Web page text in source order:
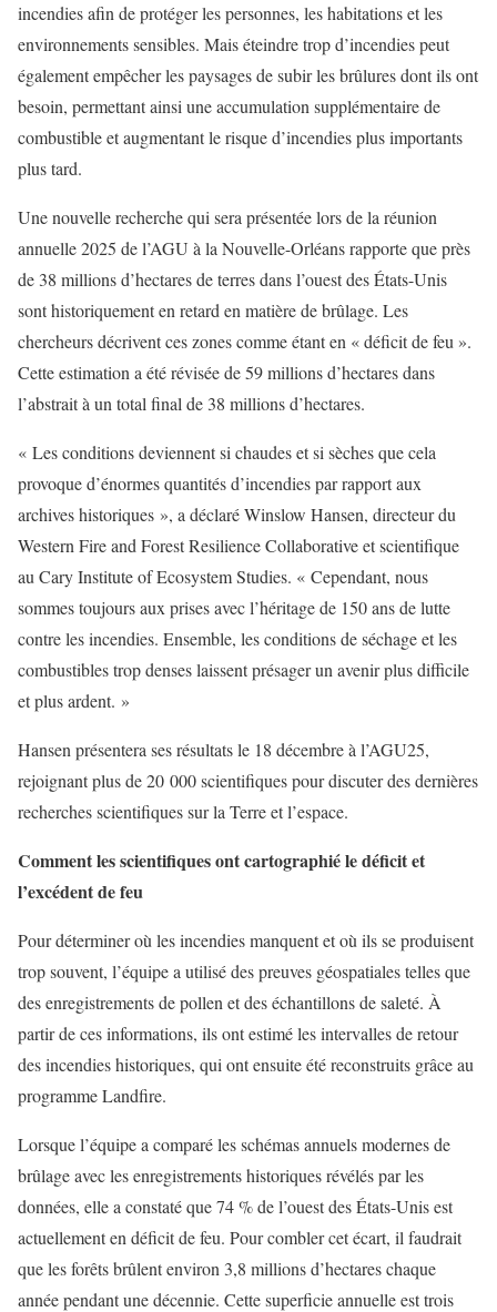
incendies afin de protéger les personnes, les habitations et les
environnements sensibles. Mais éteindre trop d’incendies peut
également empêcher les paysages de subir les brûlures dont ils ont
besoin, permettant ainsi une accumulation supplémentaire de
combustible et augmentant le risque d’incendies plus importants
plus tard.
Une nouvelle recherche qui sera présentée lors de la réunion
annuelle 2025 de l’AGU à la Nouvelle-Orléans rapporte que près
de 38 millions d’hectares de terres dans l’ouest des États-Unis
sont historiquement en retard en matière de brûlage. Les
chercheurs décrivent ces zones comme étant en « déficit de feu ».
Cette estimation a été révisée de 59 millions d’hectares dans
l’abstrait à un total final de 38 millions d’hectares.
« Les conditions deviennent si chaudes et si sèches que cela
provoque d’énormes quantités d’incendies par rapport aux
archives historiques », a déclaré Winslow Hansen, directeur du
Western Fire and Forest Resilience Collaborative et scientifique
au Cary Institute of Ecosystem Studies. « Cependant, nous
sommes toujours aux prises avec l’héritage de 150 ans de lutte
contre les incendies. Ensemble, les conditions de séchage et les
combustibles trop denses laissent présager un avenir plus difficile
et plus ardent. »
Hansen présentera ses résultats le 18 décembre à l’AGU25,
rejoignant plus de 20 000 scientifiques pour discuter des dernières
recherches scientifiques sur la Terre et l’espace.
Comment les scientifiques ont cartographié le déficit et
l’excédent de feu
Pour déterminer où les incendies manquent et où ils se produisent
trop souvent, l’équipe a utilisé des preuves géospatiales telles que
des enregistrements de pollen et des échantillons de saleté. À
partir de ces informations, ils ont estimé les intervalles de retour
des incendies historiques, qui ont ensuite été reconstruits grâce au
programme Landfire.
Lorsque l’équipe a comparé les schémas annuels modernes de
brûlage avec les enregistrements historiques révélés par les
données, elle a constaté que 74 % de l’ouest des États-Unis est
actuellement en déficit de feu. Pour combler cet écart, il faudrait
que les forêts brûlent environ 3,8 millions d’hectares chaque
année pendant une décennie. Cette superficie annuelle est trois